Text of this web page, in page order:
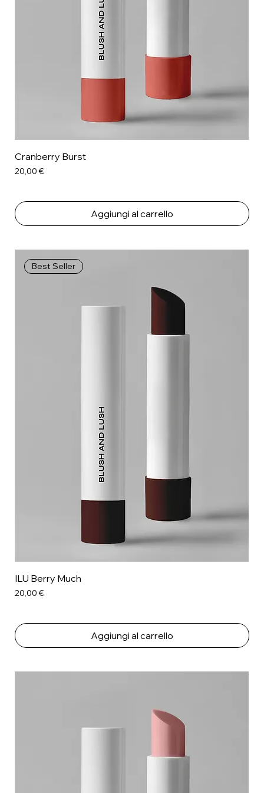
Cranberry Burst
Prezzo
20,00 €
Aggiungi al carrello
Best Seller
ILU Berry Much
Prezzo
20,00 €
Aggiungi al carrello